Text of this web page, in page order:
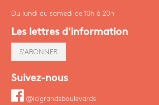
Du lundi au samedi de 10h à 20h
Les lettres d'information
S'ABONNER
Suivez-nous
@icigrandsboulevards